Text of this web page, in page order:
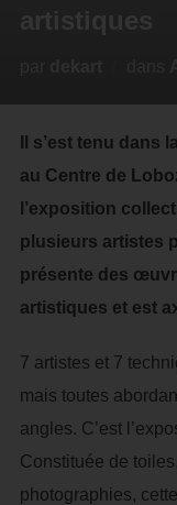
Il s’est tenu dans
au Centre de
l’exposition
plusieurs artistes
présente des
artistiques et est
7 artistes et 7
mais toutes
angles. C’est
Constituée de
photographies,